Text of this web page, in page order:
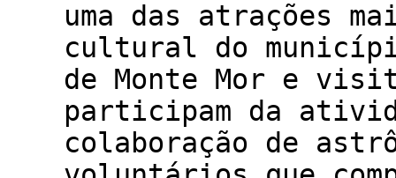
uma das atrações
cultural do
de Monte Mor e
participam da
colaboração de